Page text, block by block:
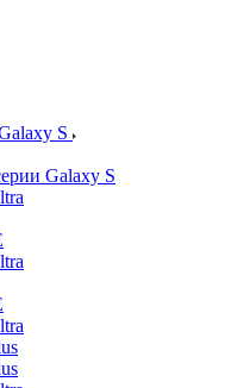
S
Galaxy S